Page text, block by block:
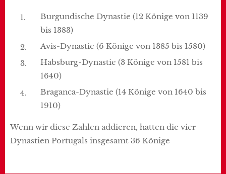
Burgundische Dynastie (12 Könige von 1139
bis 1383)
Avis-Dynastie (6 Könige von 1385 bis 1580)
Habsburg-Dynastie (3 Könige von 1581 bis
1640)
Braganca-Dynastie (14 Könige von 1640 bis
1910)
Wenn wir diese Zahlen addieren, hatten die vier
Dynastien Portugals insgesamt 36 Könige